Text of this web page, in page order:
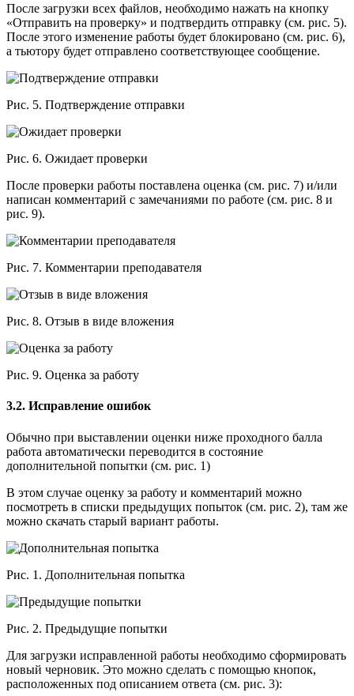
После загрузки всех файлов, необходимо нажать на кнопку
«Отправить на проверку» и подтвердить отправку (см. рис. 5).
После этого изменение работы будет блокировано (см. рис. 6),
а тьютору будет отправлено соответствующее сообщение.
Рис. 5. Подтверждение отправки
Рис. 6. Ожидает проверки
После проверки работы поставлена оценка (см. рис. 7) и/или
написан комментарий с замечаниями по работе (см. рис. 8 и
рис. 9).
Рис. 7. Комментарии преподавателя
Рис. 8. Отзыв в виде вложения
Рис. 9. Оценка за работу
3.2. Исправление ошибок
Обычно при выставлении оценки ниже проходного балла
работа автоматически переводится в состояние
дополнительной попытки (см. рис. 1)
В этом случае оценку за работу и комментарий можно
посмотреть в списки предыдущих попыток (см. рис. 2), там же
можно скачать старый вариант работы.
Рис. 1. Дополнительная попытка
Рис. 2. Предыдущие попытки
Для загрузки исправленной работы необходимо сформировать
новый черновик. Это можно сделать с помощью кнопок,
расположенных под описанием ответа (см. рис. 3):